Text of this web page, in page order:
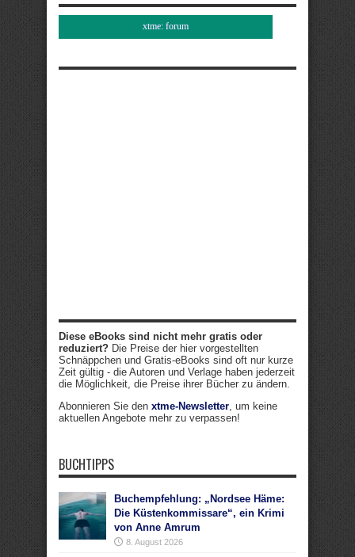
xtme: forum
Diese eBooks sind nicht mehr gratis oder
reduziert? Die Preise der hier vorgestellten
Schnäppchen und Gratis-eBooks sind oft nur kurze
Zeit gültig - die Autoren und Verlage haben jederzeit
die Möglichkeit, die Preise ihrer Bücher zu ändern.
Abonnieren Sie den xtme-Newsletter, um keine
aktuellen Angebote mehr zu verpassen!
BUCHTIPPS
Buchempfehlung: „Nordsee Häme:
Die Küstenkommissare“, ein Krimi
von Anne Amrum
8. August 2026